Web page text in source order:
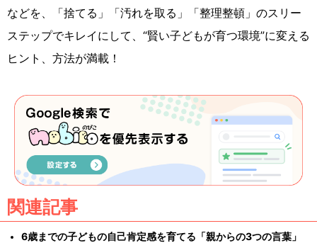
などを、「捨てる」「汚れを取る」「整理整頓」のスリー
ステップでキレイにして、“賢い子どもが育つ環境”に変える
ヒント、方法が満載！
関連記事
6歳までの子どもの自己肯定感を育てる「親からの3つの言葉」